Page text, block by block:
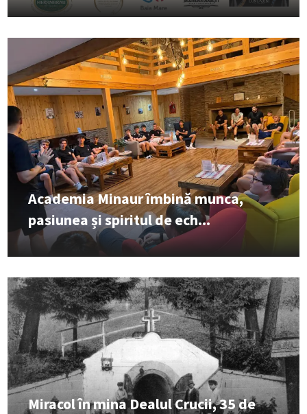
Academia Minaur îmbină munca,
pasiunea și spiritul de ech...
Miracol în mina Dealul Crucii, 35 de